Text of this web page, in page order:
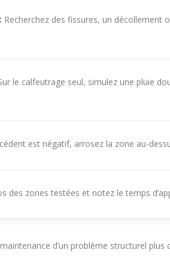
Recherchez des fissures, un décollement
le calfeutrage seul, simulez une pluie
est négatif, arrosez la zone au-
des zones testées et notez le temps
d’un problème structurel